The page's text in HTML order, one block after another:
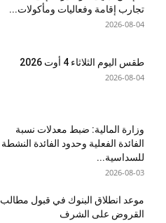
تجارب إقامة وفعاليات ومأكولات...
2026-08-04
طقس اليوم الثلاثاء 4 أوت 2026
2026-08-04
وزارة المالية: ضبط معدلات نسبة
الفائدة الفعلية وحدود الفائدة النشطة
للسداسية...
2026-08-03
موعد انطلاق البنوك في قبول مطالب
القروض على الشرف